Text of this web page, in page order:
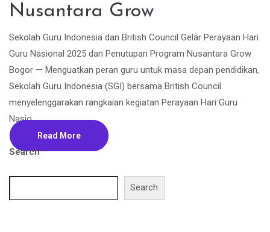
Nusantara Grow
Sekolah Guru Indonesia dan British Council Gelar Perayaan Hari
Guru Nasional 2025 dan Penutupan Program Nusantara Grow
Bogor — Menguatkan peran guru untuk masa depan pendidikan,
Sekolah Guru Indonesia (SGI) bersama British Council
menyelenggarakan rangkaian kegiatan Perayaan Hari Guru
Nasio...
Read More
Search
Search